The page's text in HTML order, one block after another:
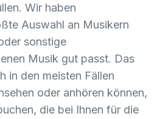
Wir haben
Auswahl an Musikern
sonstige
Musik gut passt. Das
in den meisten Fällen
oder anhören können,
die bei Ihnen für die